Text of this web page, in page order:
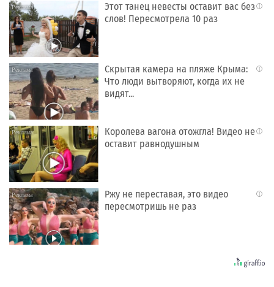
i
Этот танец невесты оставит вас без
слов! Пересмотрела 10 раз
i
Скрытая камера на пляже Крыма:
Что люди вытворяют, когда их не
видят...
i
Королева вагона отожгла! Видео не
оставит равнодушным
i
Ржу не переставая, это видео
пересмотришь не раз